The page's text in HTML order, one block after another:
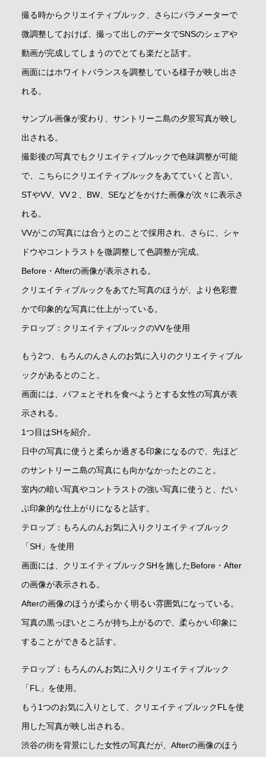
撮る時からクリエイティブルック、さらにパラメーターで
微調整しておけば、撮って出しのデータでSNSのシェアや
動画が完成してしまうのでとても楽だと話す。
画面にはホワイトバランスを調整している様子が映し出さ
れる。
サンプル画像が変わり、サントリーニ島の夕景写真が映し
出される。
撮影後の写真でもクリエイティブルックで色味調整が可能
で、こちらにクリエイティブルックをあてていくと言い、
STやVV、VV２、BW、SEなどをかけた画像が次々に表示さ
れる。
VVがこの写真には合うとのことで採用され、さらに、シャ
ドウやコントラストを微調整して色調整が完成。
Before・Afterの画像が表示される。
クリエイティブルックをあてた写真のほうが、より色彩豊
かで印象的な写真に仕上がっている。
テロップ：クリエイティブルックのVVを使用
もう2つ、もろんのんさんのお気に入りのクリエイティブル
ックがあるとのこと。
画面には、パフェとそれを食べようとする女性の写真が表
示される。
1つ目はSHを紹介。
日中の写真に使うと柔らか過ぎる印象になるので、先ほど
のサントリーニ島の写真にも向かなかったとのこと。
室内の暗い写真やコントラストの強い写真に使うと、だい
ぶ印象的な仕上がりになると話す。
テロップ：もろんのんお気に入りクリエイティブルック
「SH」を使用
画面には、クリエイティブルックSHを施したBefore・After
の画像が表示される。
Afterの画像のほうが柔らかく明るい雰囲気になっている。
写真の黒っぽいところが持ち上がるので、柔らかい印象に
することができると話す。
テロップ：もろんのんお気に入りクリエイティブルック
「FL」を使用。
もう1つのお気に入りとして、クリエイティブルックFLを使
用した写真が映し出される。
渋谷の街を背景にした女性の写真だが、Afterの画像のほう